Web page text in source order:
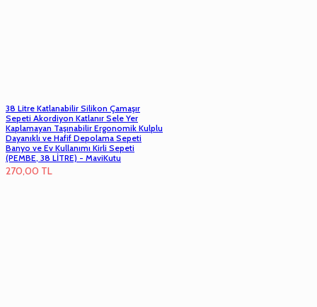
38 Litre Katlanabilir Silikon Çamaşır
Sepeti Akordiyon Katlanır Sele Yer
Kaplamayan Taşınabilir Ergonomik Kulplu
Dayanıklı ve Hafif Depolama Sepeti
Banyo ve Ev Kullanımı Kirli Sepeti
(PEMBE, 38 LİTRE) - MaviKutu
270,00 TL